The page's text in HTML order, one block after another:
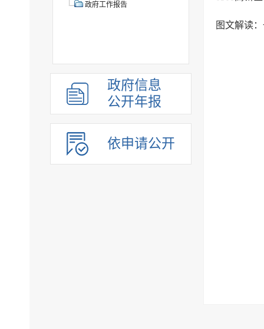
政府工作报告
政府信息
公开年报
依申请公开
图文解读